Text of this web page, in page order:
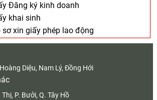
Đăng ký kinh doanh
khai sinh
sơ xin giấy phép lao động
Diệu, Nam Lý, Đồng Hới
P. Bưởi, Q. Tây Hồ